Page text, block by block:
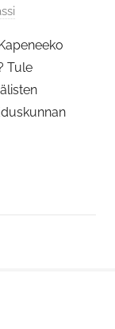
Tule